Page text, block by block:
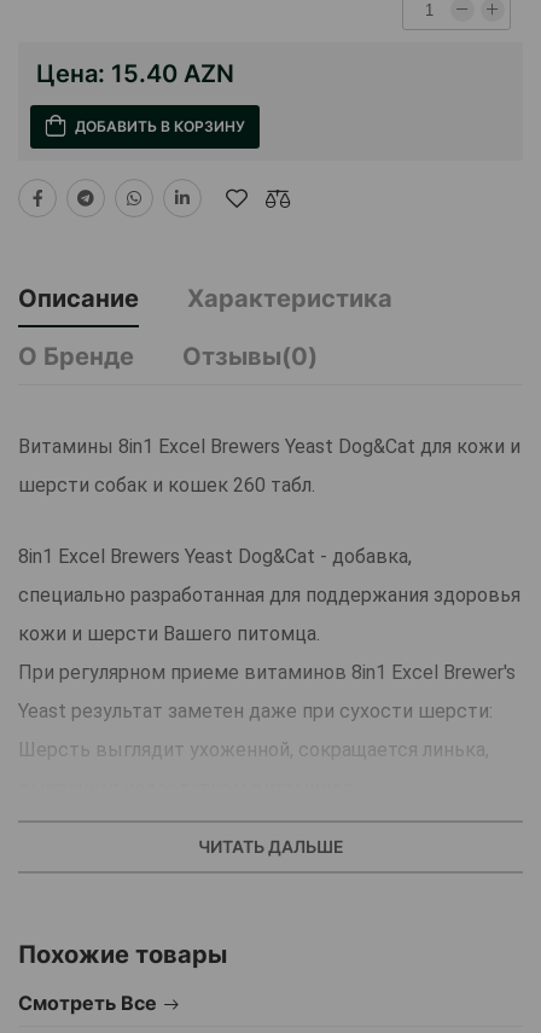
Цена: 15.40 AZN
ДОБАВИТЬ В КОРЗИНУ
Описание
Характеристика
О Бренде
Отзывы(0)
Витамины 8in1 Excel Brewers Yeast Dog&Cat для кожи и
шерсти собак и кошек 260 табл.
8in1 Excel Brewers Yeast Dog&Cat - добавка,
специально разработанная для поддержания здоровья
кожи и шерсти Вашего питомца.
При регулярном приеме витаминов 8in1 Excel Brewer's
Yeast результат заметен даже при сухости шерсти:
Шерсть выглядит ухоженной, сокращается линька,
Особенности добавки 8in1 Excel brewers yeast
помогает при сухой, тусклой шерсти.
8in1 Excel Brewer's Yeast эффективный уход за кожей и
Не содержит искусственных консервантов и
ЧИТАТЬ ДАЛЬШЕ
Похожие товары
Смотреть Все